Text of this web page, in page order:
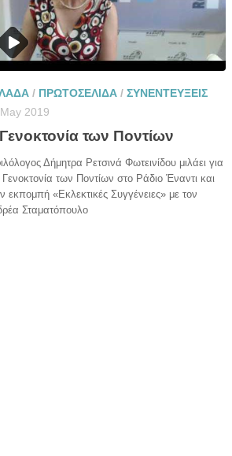
/ ΠΡΩΤΟΣΕΛΙΔΑ / ΣΥΝΕΝΤΕΥΞΕΙΣ
2019
των Ποντίων
Δήμητρα Ρετσινά Φωτεινίδου μιλάει για
Γενοκτονία των Ποντίων στο Ράδιο Έναντι και
εκπομπή «Εκλεκτικές Συγγένειες» με τον
Σταματόπουλο